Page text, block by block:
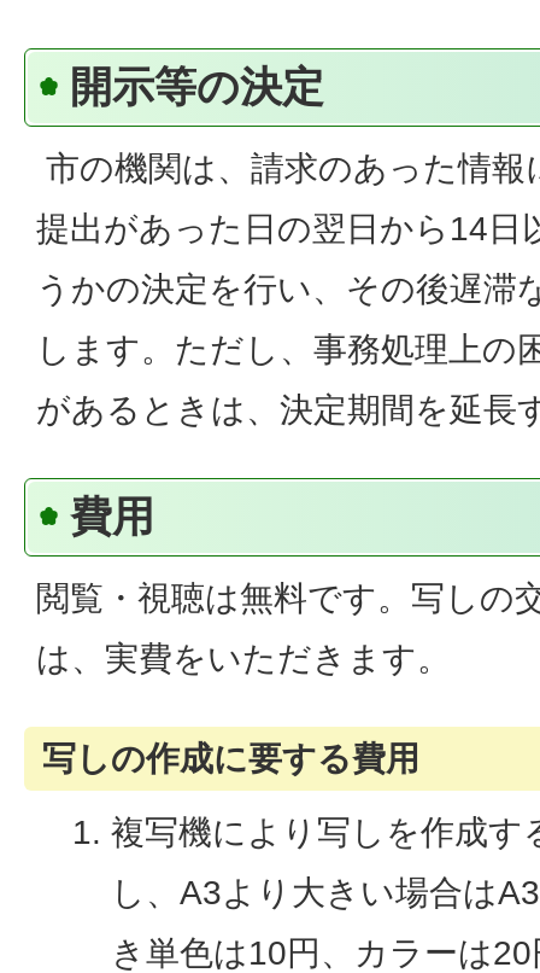
開示等の決定
市の機関は、請求のあった情
提出があった日の翌日から14日
うかの決定を行い、その後遅滞
します。ただし、事務処理上の
があるときは、決定期間を延長
費用
閲覧・視聴は無料です。写しの
は、実費をいただきます。
写しの作成に要する費用
複写機により写しを作成す
し、A3より大きい場合は
き単色は10円、カラーは20